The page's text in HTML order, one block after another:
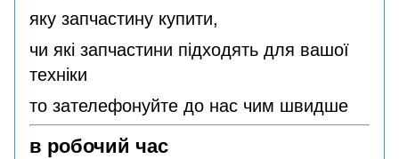
яку запчастину купити,
чи які запчастини підходять для вашої
техніки
то зателефонуйте до нас чим швидше
в робочий час